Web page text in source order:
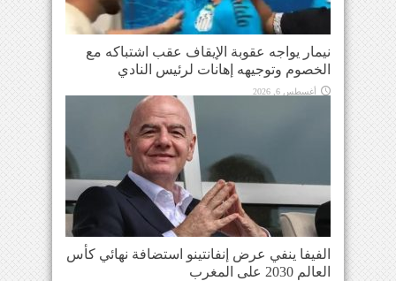
نيمار يواجه عقوبة الإيقاف عقب اشتباكه مع
الخصوم وتوجيهه إهانات لرئيس النادي
أغسطس 6, 2026
الفيفا ينفي عرض إنفانتينو استضافة نهائي كأس
العالم 2030 على المغرب